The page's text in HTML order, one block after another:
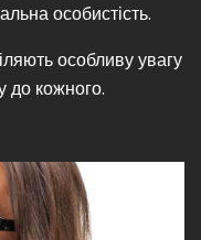
особистість.
особливу увагу
до кожного.